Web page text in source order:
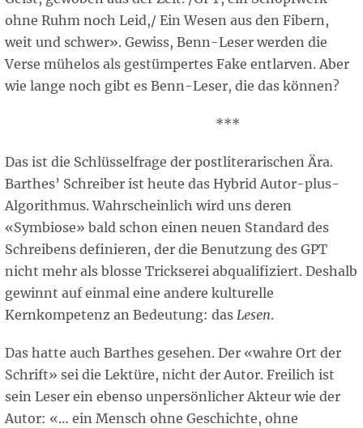
ohne Ruhm noch Leid,/ Ein Wesen aus den Fibern,
weit und schwer». Gewiss, Benn-Leser werden die
Verse mühelos als gestümpertes Fake entlarven. Aber
wie lange noch gibt es Benn-Leser, die das können?
***
Das ist die Schlüsselfrage der postliterarischen Ära.
Barthes’ Schreiber ist heute das Hybrid Autor-plus-
Algorithmus. Wahrscheinlich wird uns deren
«Symbiose» bald schon einen neuen Standard des
Schreibens definieren, der die Benutzung des GPT
nicht mehr als blosse Trickserei abqualifiziert. Deshalb
gewinnt auf einmal eine andere kulturelle
Kernkompetenz an Bedeutung: das Lesen.
Das hatte auch Barthes gesehen. Der «wahre Ort der
Schrift» sei die Lektüre, nicht der Autor. Freilich ist
sein Leser ein ebenso unpersönlicher Akteur wie der
Autor: «… ein Mensch ohne Geschichte, ohne